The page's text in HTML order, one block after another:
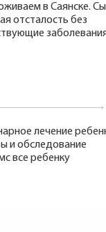
в Саянске.
отсталость без
лечение
и обследование
все ребенку